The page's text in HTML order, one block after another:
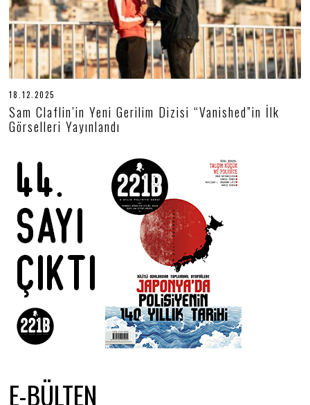
18.12.2025
8
.
1
Sam Claflin’in Yeni Gerilim Dizisi “Vanished”in İlk
Görselleri Yayınlandı
E-BÜLTEN